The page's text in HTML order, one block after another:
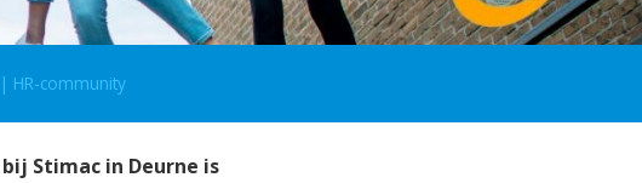
HR-community
Stimac in Deurne is